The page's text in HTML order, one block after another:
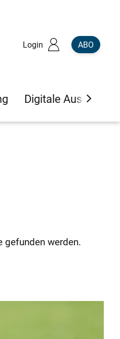
Login ABO
Digitale Ausgaben
gefunden werden.